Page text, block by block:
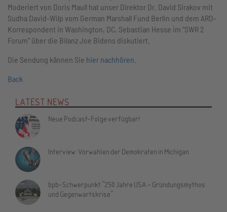
Moderiert von Doris Maull hat unser Direktor Dr. David Sirakov mit
Sudha David-Wilp vom German Marshall Fund Berlin und dem ARD-
Korrespondent in Washington, DC, Sebastian Hesse im "SWR 2
Forum" über die Bilanz Joe Bidens diskutiert.
Die Sendung kännen Sie hier nachhören
Back
LATEST NEWS
Neue Podcast-Folge verfügbar!
Interview: Vorwahlen der Demokraten in Michigan
bpb-Schwerpunkt "250 Jahre USA – Gründungsmythos
und Gegenwartskrise"